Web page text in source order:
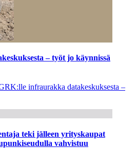
– työt jo käynnissä
infraurakka datakeskuksesta –
teki jälleen yrityskaupat
vahvistuu